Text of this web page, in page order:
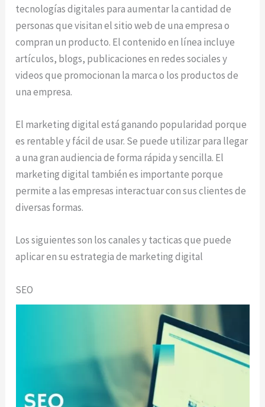
tecnologías digitales para aumentar la cantidad de
personas que visitan el sitio web de una empresa o
compran un producto. El contenido en línea incluye
artículos, blogs, publicaciones en redes sociales y
videos que promocionan la marca o los productos de
una empresa.
El marketing digital está ganando popularidad porque
es rentable y fácil de usar. Se puede utilizar para llegar
a una gran audiencia de forma rápida y sencilla. El
marketing digital también es importante porque
permite a las empresas interactuar con sus clientes de
diversas formas.
Los siguientes son los canales y tacticas que puede
aplicar en su estrategia de marketing digital
SEO